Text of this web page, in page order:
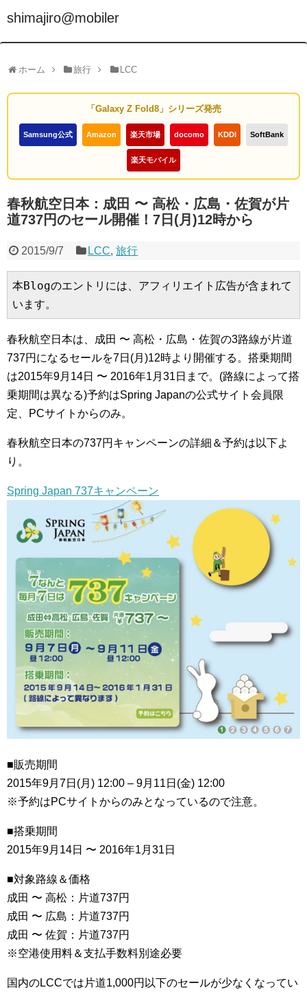
shimajiro@mobiler
ホーム 旅行 LCC
「Galaxy Z Fold8」シリーズ発売
Samsung公式 Amazon 楽天市場 docomo KDDI SoftBank
楽天モバイル
春秋航空日本：成田 〜 高松・広島・佐賀が片
道737円のセール開催！7日(月)12時から
2015/9/7 LCC,旅行
本Blogのエントリには、アフィリエイト広告が含まれて
います。
春秋航空日本は、成田 〜 高松・広島・佐賀の3路線が片道
737円になるセールを7日(月)12時より開催する。搭乗期間
は2015年9月14日 〜 2016年1月31日まで。(路線によって搭
乗期間は異なる)予約はSpring Japanの公式サイト会員限
定、PCサイトからのみ。
春秋航空日本の737円キャンペーンの詳細＆予約は以下よ
り。
Spring Japan 737キャンペーン
■販売期間
2015年9月7日(月) 12:00 – 9月11日(金) 12:00
※予約はPCサイトからのみとなっているので注意。
■搭乗期間
2015年9月14日 〜 2016年1月31日
■対象路線＆価格
成田 〜 高松：片道737円
成田 〜 広島：片道737円
成田 〜 佐賀：片道737円
※空港使用料＆支払手数料別途必要
国内のLCCでは片道1,000円以下のセールが少なくなってい